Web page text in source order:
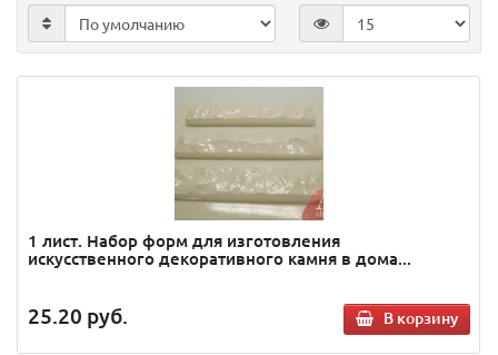
1 лист. Набор форм для изготовления
искусственного декоративного камня в дома...
25.20 руб. В корзину